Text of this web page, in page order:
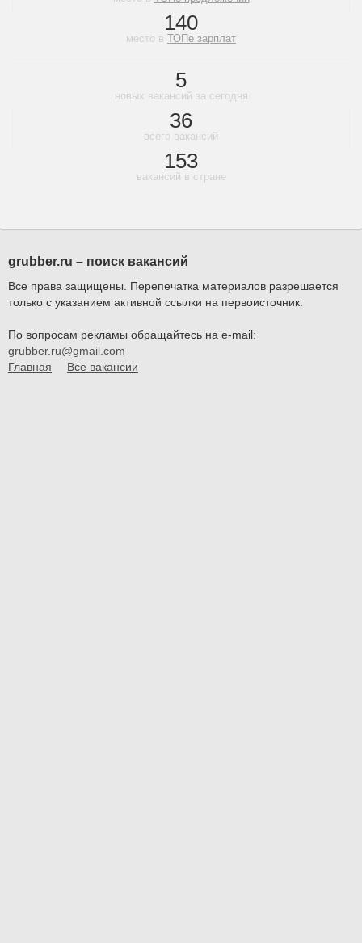
140
место в ТОПе зарплат
5
новых вакансий за сегодня
36
всего вакансий
153
вакансий в стране
grubber.ru – поиск вакансий
Все права защищены. Перепечатка материалов разрешается
только с указанием активной ссылки на первоисточник.
По вопросам рекламы обращайтесь на e-mail:
grubber.ru@gmail.com
Главная
Все вакансии